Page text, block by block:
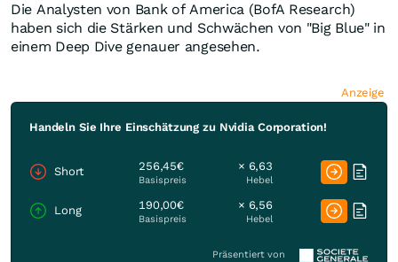
Die Analysten von Bank of America (BofA Research)
haben sich die Stärken und Schwächen von "Big Blue" in
einem Deep Dive genauer angesehen.
Anzeige
Handeln Sie Ihre Einschätzung zu Nvidia Corporation!
Short 256,45€
Basispreis
× 6,63
Hebel
Long 190,00€
Basispreis
× 6,56
Hebel
Präsentiert von